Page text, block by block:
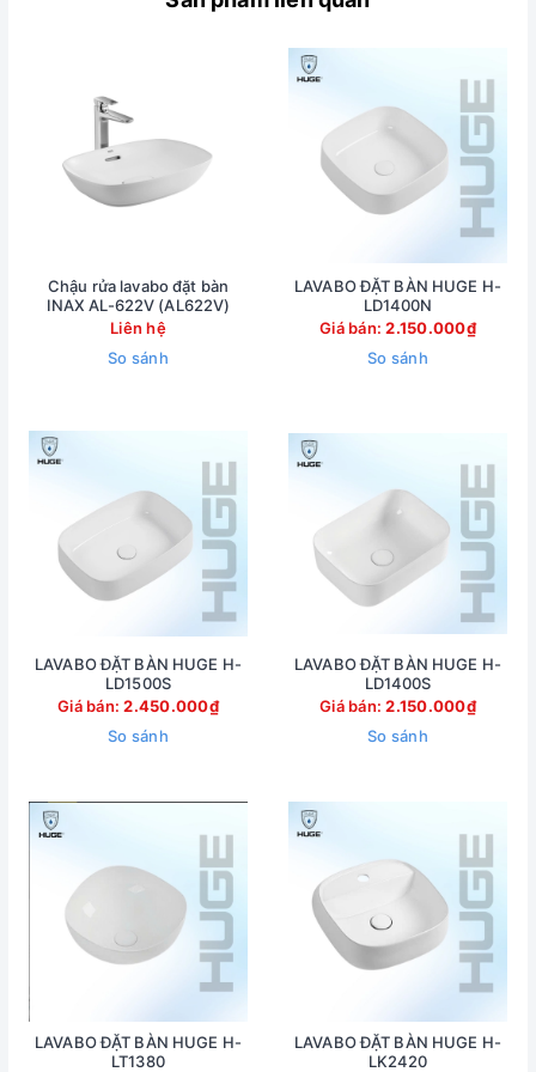
Chậu rửa lavabo đặt bàn
INAX AL-622V (AL622V)
Liên hệ
So sánh
LAVABO ĐẶT BÀN HUGE H-
LD1400N
Giá bán:2.150.000₫
So sánh
LAVABO ĐẶT BÀN HUGE H-
LD1500S
Giá bán:2.450.000₫
So sánh
LAVABO ĐẶT BÀN HUGE H-
LD1400S
Giá bán:2.150.000₫
So sánh
LAVABO ĐẶT BÀN HUGE H-
LT1380
LAVABO ĐẶT BÀN HUGE H-
LK2420